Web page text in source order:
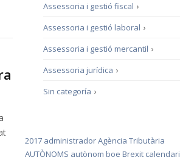
›
Assessoria i gestió fiscal
›
Assessoria i gestió laboral
›
Assessoria i gestió mercantil
›
Assessoria jurídica
›
Sin categoría
2017 administradorAgència Tributària
AUTÒNOMS autònom boe Brexit calendari